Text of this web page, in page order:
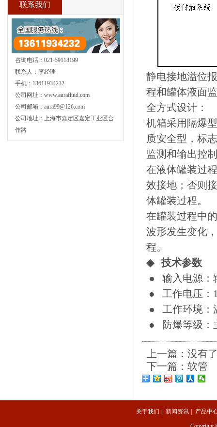
联系我们
咨询电话：021-59118199
联系人：李经理
手机：13611934232
公司网址：www.aurafluid.com
公司邮箱：aura99@126.com
公司地址：上海市嘉定区嘉定工业区合
作路
静电接地溢位
程和罐体液面
全方式设计：
机箱采用隔爆
质安全型，标
监测和输出控
在液体罐装过
效接地；否则
体罐装过程。
在罐装过程中
波形发生变化
程。
◆ 技术参数
● 输入电源：
● 工作电压：
● 工作环境：
● 防爆等级：
上一篇：没有
下一篇： 软管
关于我们 新闻资讯 产品中